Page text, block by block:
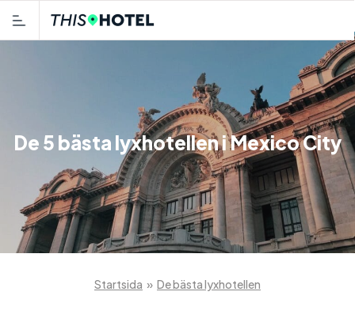
De 5 bästa lyxhotellen i Mexico City
Startsida » De bästa lyxhotellen